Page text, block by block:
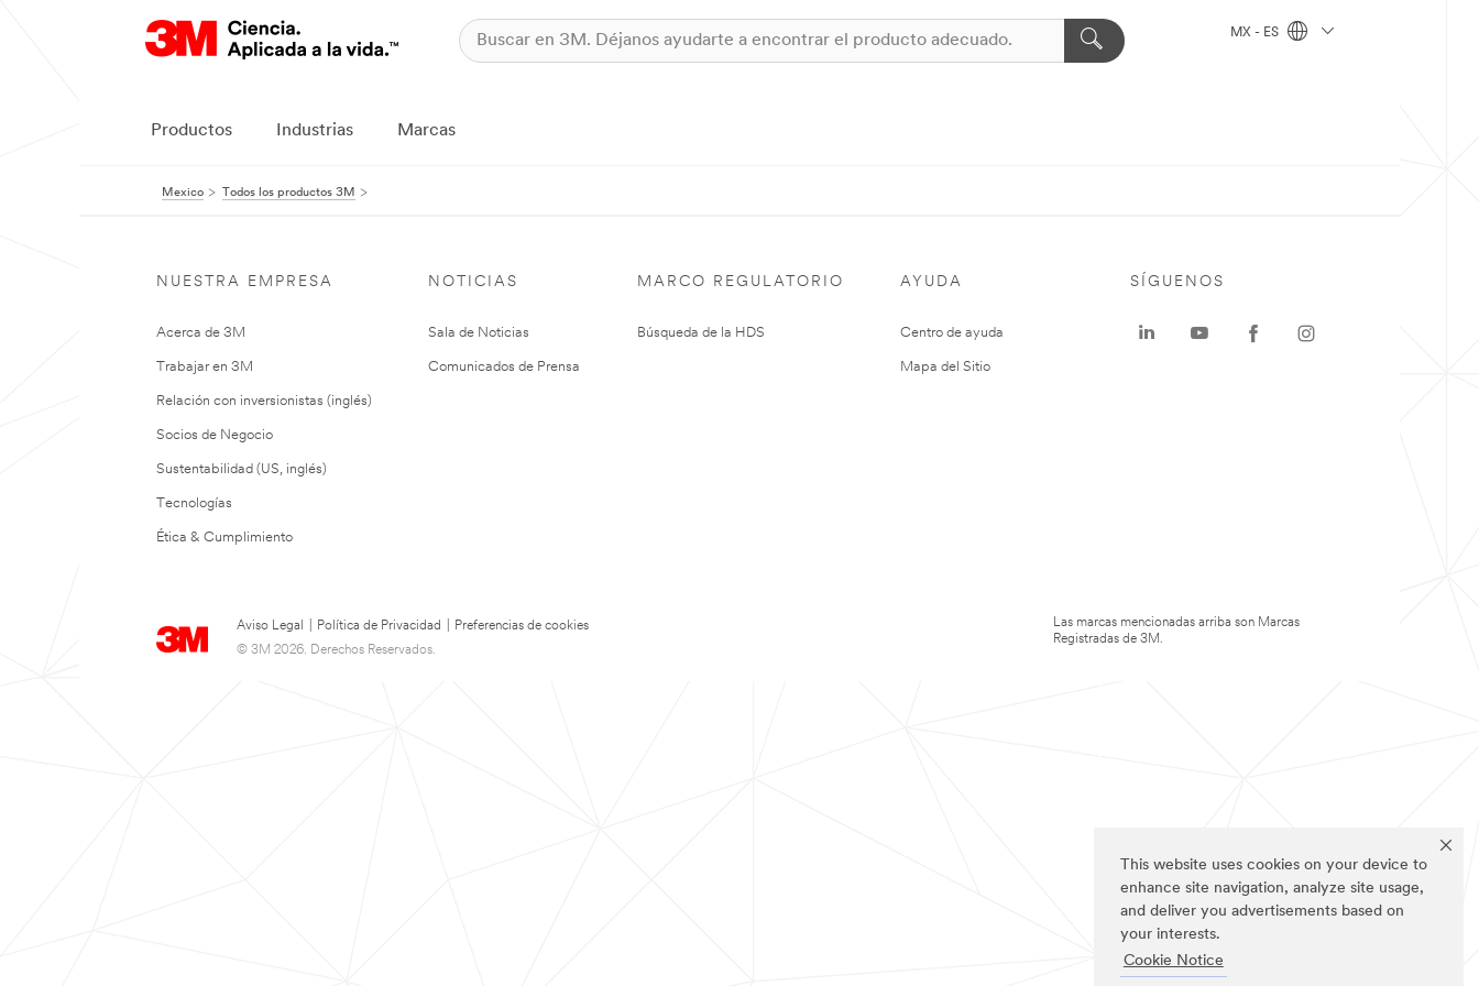
This website uses cookies on your device to
enhance site navigation, analyze site usage,
and deliver you advertisements based on
your interests.
Cookie Notice
MX - ES
Productos Industrias Marcas
Mexico Todos los productos 3M
NUESTRA EMPRESA
Acerca de 3M
Trabajar en 3M
Relación con inversionistas (inglés)
Socios de Negocio
Sustentabilidad (US, inglés)
Tecnologías
Ética & Cumplimiento
NOTICIAS
Sala de Noticias
Comunicados de Prensa
MARCO REGULATORIO
Búsqueda de la HDS
AYUDA
Centro de ayuda
Mapa del Sitio
Aviso Legal Política de Privacidad
Preferencias de cookies
© 3M 2026. Derechos Reservados.
SÍGUENOS
Las marcas mencionadas arriba son Marcas
Registradas de 3M.